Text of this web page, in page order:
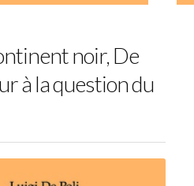
noir, De
à la question du